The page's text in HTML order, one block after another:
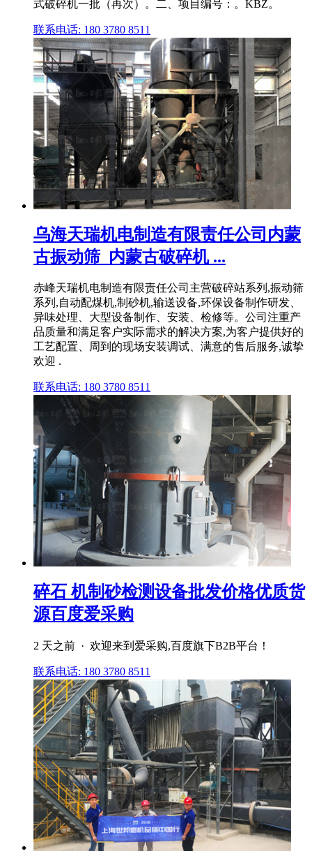
式破碎机一批（再次）。二、项目编号：。KBZ。
联系电话: 180 3780 8511
乌海天瑞机电制造有限责任公司内蒙
古振动筛_内蒙古破碎机 ...
赤峰天瑞机电制造有限责任公司主营破碎站系列,振动筛
系列,自动配煤机,制砂机,输送设备,环保设备制作研发、
异味处理、大型设备制作、安装、检修等。公司注重产
品质量和满足客户实际需求的解决方案,为客户提供好的
工艺配置、周到的现场安装调试、满意的售后服务,诚挚
欢迎 .
联系电话: 180 3780 8511
碎石 机制砂检测设备批发价格优质货
源百度爱采购
2 天之前 · 欢迎来到爱采购,百度旗下B2B平台！
联系电话: 180 3780 8511